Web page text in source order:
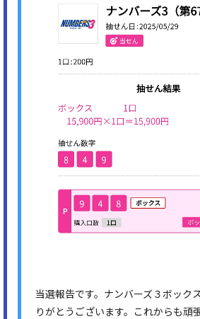
当選報告です。ナンバーズ３ボック
りがとうございます。これからも頑